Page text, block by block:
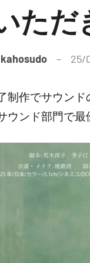
ただ
kahosudo 25/
制作でサウンド
ウンド部門で